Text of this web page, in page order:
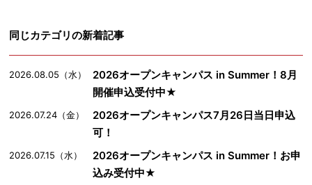
同じカテゴリの新着記事
2026.08.05（水）
2026オープンキャンパス in Summer！8月
開催申込受付中★
2026.07.24（金）
2026オープンキャンパス7月26日当日申込
可！
2026.07.15（水）
2026オープンキャンパス in Summer！お申
込み受付中★